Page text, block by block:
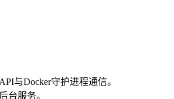
与Docker守护进程通信。
台服务。